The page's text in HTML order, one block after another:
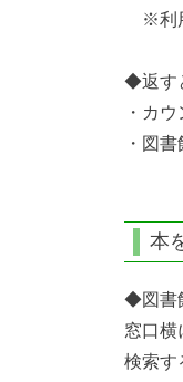
※利
◆返す
・カ
・図
本
◆図書
窓口横
検索す